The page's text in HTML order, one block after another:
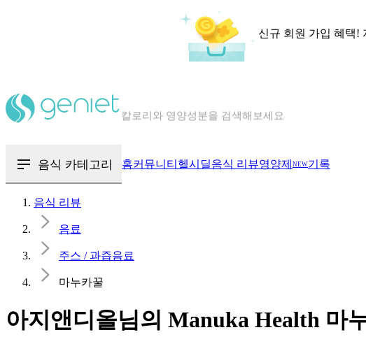
신규 회원 가입 혜택!
혈당 · 다이어트 음식 검색해보세요
음식 카테고리 홈커뮤니티 헬시딜음식 리뷰영양제 NEW기록
음식 리뷰
음료
주스 / 과즙음료
마누카꿀
아지앤디올님의 Manuka Health 마